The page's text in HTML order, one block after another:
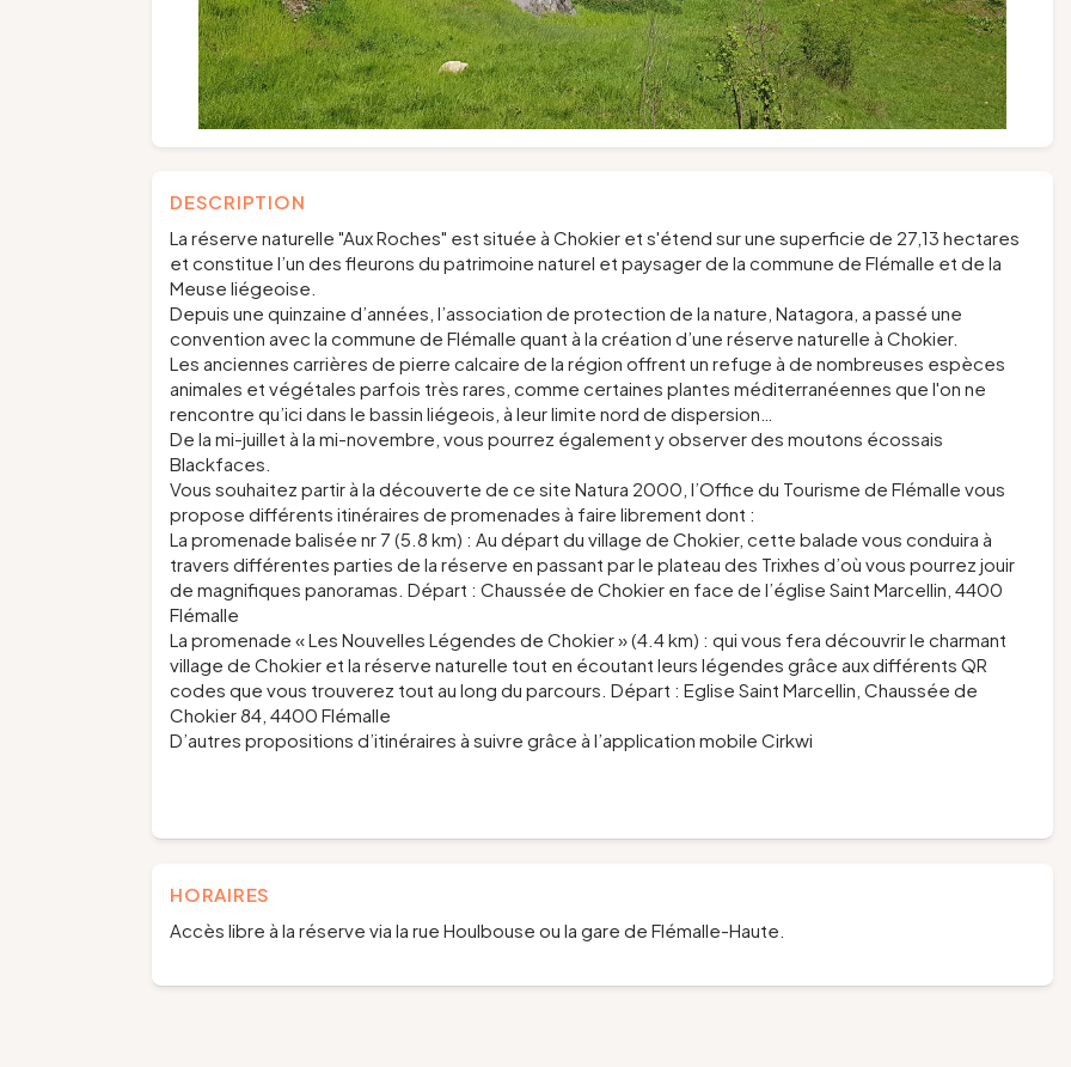
DESCRIPTION
La réserve naturelle "Aux Roches" est située à Chokier et s'étend sur une superficie de 27,13 hectares
et constitue l’un des fleurons du patrimoine naturel et paysager de la commune de Flémalle et de la
Meuse liégeoise.
Depuis une quinzaine d’années, l’association de protection de la nature, Natagora, a passé une
convention avec la commune de Flémalle quant à la création d’une réserve naturelle à Chokier.
Les anciennes carrières de pierre calcaire de la région offrent un refuge à de nombreuses espèces
animales et végétales parfois très rares, comme certaines plantes méditerranéennes que l'on ne
rencontre qu’ici dans le bassin liégeois, à leur limite nord de dispersion…
De la mi-juillet à la mi-novembre, vous pourrez également y observer des moutons écossais
Blackfaces.
Vous souhaitez partir à la découverte de ce site Natura 2000, l’Office du Tourisme de Flémalle vous
propose différents itinéraires de promenades à faire librement dont :
La promenade balisée nr 7 (5.8 km) : Au départ du village de Chokier, cette balade vous conduira à
travers différentes parties de la réserve en passant par le plateau des Trixhes d’où vous pourrez jouir
de magnifiques panoramas. Départ : Chaussée de Chokier en face de l’église Saint Marcellin, 4400
Flémalle
La promenade « Les Nouvelles Légendes de Chokier » (4.4 km) : qui vous fera découvrir le charmant
village de Chokier et la réserve naturelle tout en écoutant leurs légendes grâce aux différents QR
codes que vous trouverez tout au long du parcours. Départ : Eglise Saint Marcellin, Chaussée de
Chokier 84, 4400 Flémalle
D’autres propositions d’itinéraires à suivre grâce à l’application mobile Cirkwi
HORAIRES
Accès libre à la réserve via la rue Houlbouse ou la gare de Flémalle-Haute.